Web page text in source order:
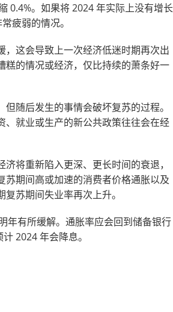
0.4%。如果将 2024 年实际上没有增长
疲弱的情况。
这会导致上一次经济低迷时期再次出
的情况或经济，仅比持续的萧条好一
随后发生的事情会破坏复苏的过程。
、就业或生产的新公共政策往往会在经
将重新陷入更深、更长时间的衰退，
期间高或加速的消费者价格通胀以及
苏期间失业率再次上升。
年有所缓解。通胀率应会回到储备银行
2024 年会降息。